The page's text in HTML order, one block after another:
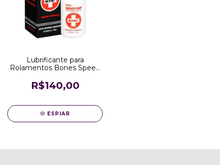
Lubrificante para
Rolamentos Bones Speed
R$140,00
ESPIAR